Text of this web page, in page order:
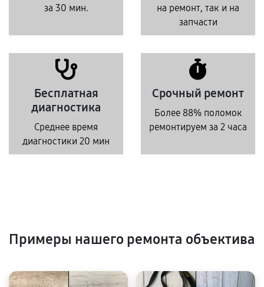
за 30 мин.
на ремонт, так и на
запчасти
Бесплатная
диагностика
Среднее время
диагностики 20 мин
Срочный ремонт
Более 88% поломок
ремонтируем за 2 часа
Примеры нашего ремонта объектива